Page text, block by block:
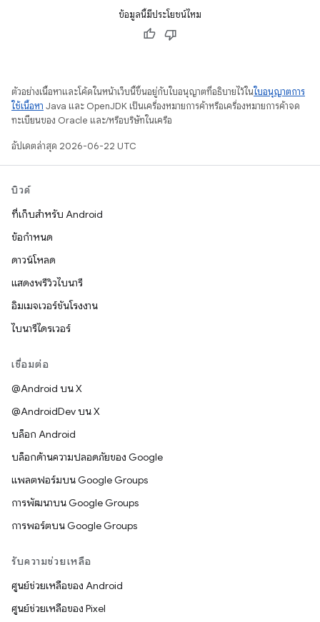
ข้อมูลนี้มีประโยชน์ไหม
ตัวอย่างเนื้อหาและโค้ดในหน้าเว็บนี้ขึ้นอยู่กับใบอนุญาตที่อธิบายไว้ในใบอนุญาตการ
ใช้เนื้อหา Java และ OpenJDK เป็นเครื่องหมายการค้าหรือเครื่องหมายการค้าจด
ทะเบียนของ Oracle และ/หรือบริษัทในเครือ
อัปเดตล่าสุด 2026-06-22 UTC
บิวด์
ที่เก็บสำหรับ Android
ข้อกำหนด
ดาวน์โหลด
แสดงพรีวิวไบนารี
อิมเมจเวอร์ชันโรงงาน
ไบนารีไดรเวอร์
เชื่อมต่อ
@Android บน X
@AndroidDev บน X
บล็อก Android
บล็อกด้านความปลอดภัยของ Google
แพลตฟอร์มบน Google Groups
การพัฒนาบน Google Groups
การพอร์ตบน Google Groups
รับความช่วยเหลือ
ศูนย์ช่วยเหลือของ Android
ศูนย์ช่วยเหลือของ Pixel